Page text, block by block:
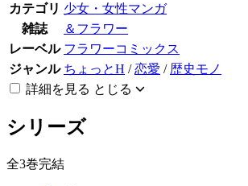
カテゴリ 少女・女性マンガ
雑誌
＆フラワー
レーベル フラワーコミックス
ジャンル ちょっとH /恋愛 / 歴史モノ
詳細を見る とじる
シリーズ
全3巻完結